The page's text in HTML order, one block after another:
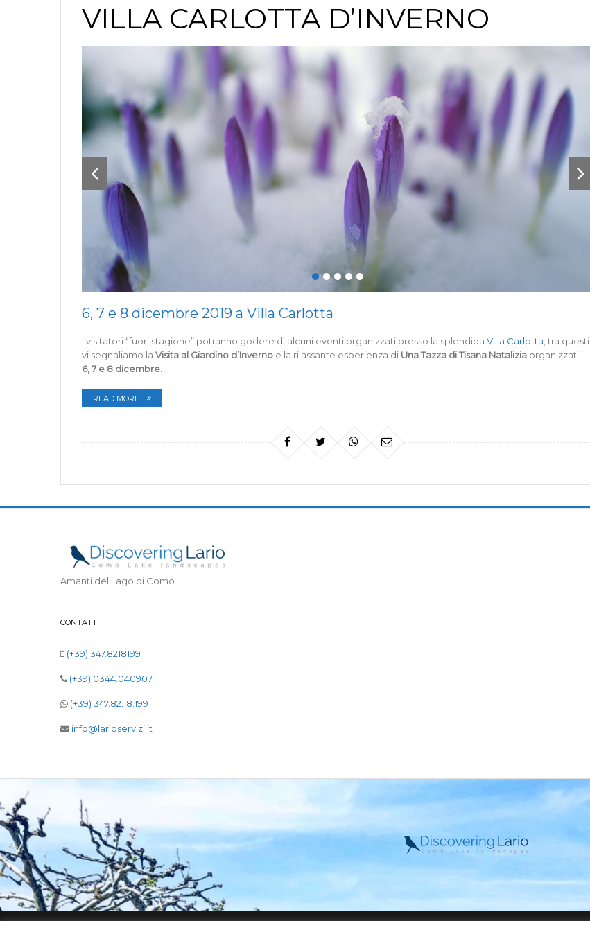
VILLA CARLOTTA D’INVERNO
6, 7 e 8 dicembre 2019 a Villa Carlotta
I visitatori “fuori stagione” potranno godere di alcuni eventi organizzati presso la splendida Villa Carlotta; tra questi
vi segnaliamo la Visita al Giardino d’Inverno e la rilassante esperienza di Una Tazza di Tisana Natalizia organizzati il
6, 7 e 8 dicembre
READ MORE
Amanti del Lago di Como
CONTATTI
(+39) 347.8218199
(+39) 0344.040907
(+39) 347.82.18.199
info@larioservizi.it